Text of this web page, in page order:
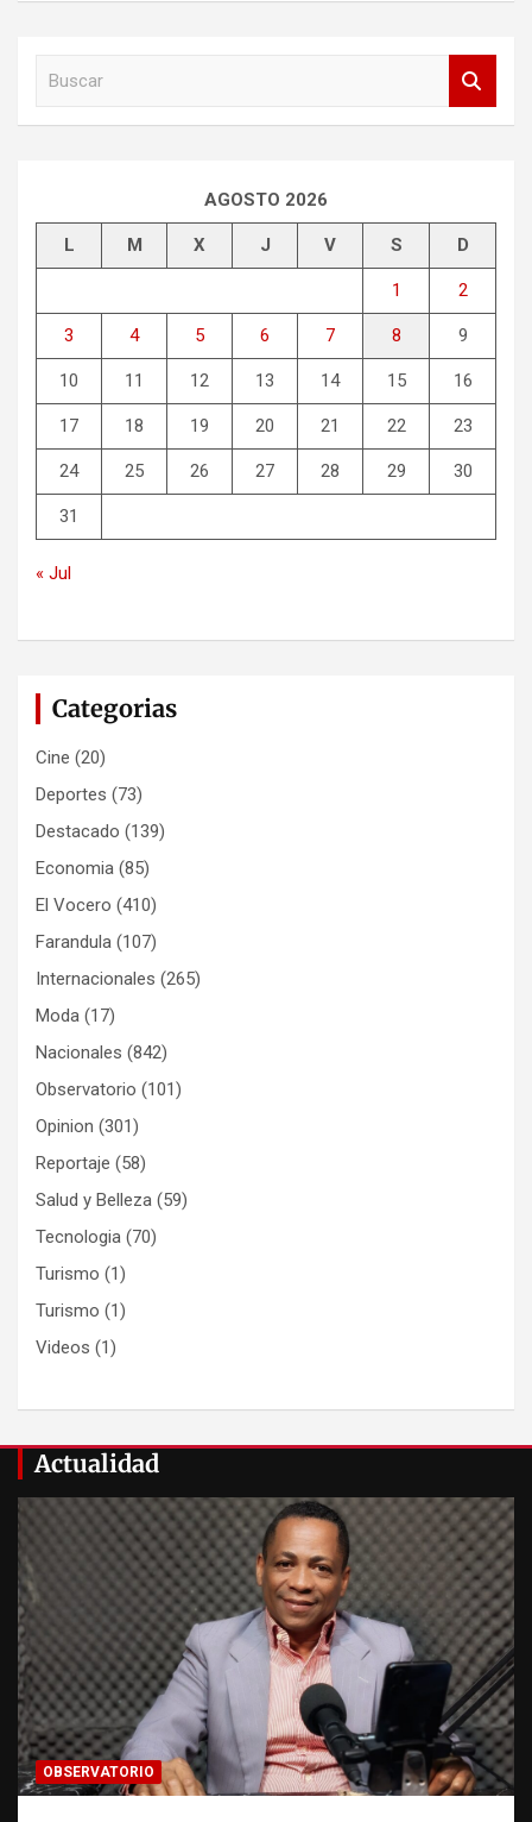
AGOSTO 2026
L M X J V S D
1 2
3 4 5 6 7 8 9
10 11 12 13 14 15 16
17 18 19 20 21 22 23
24 25 26 27 28 29 30
31
« Jul
Categorias
Cine (20)
Deportes (73)
Destacado (139)
Economia (85)
El Vocero (410)
Farandula (107)
Internacionales (265)
Moda (17)
Nacionales (842)
Observatorio (101)
Opinion (301)
Reportaje (58)
Salud y Belleza (59)
Tecnologia (70)
Turismo (1)
Turismo (1)
Videos (1)
Actualidad
OBSERVATORIO